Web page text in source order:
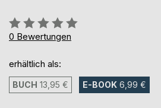
Bewertung::
0%
0 Bewertungen
erhältlich als:
BUCH 13,95 € E-BOOK 6,99 €